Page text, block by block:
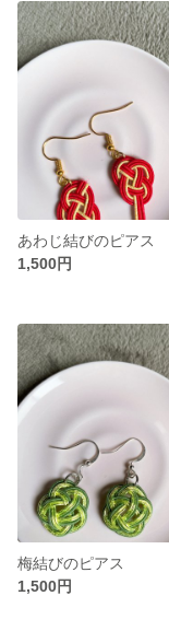
あわじ結びのピアス
1,500円
梅結びのピアス
1,500円